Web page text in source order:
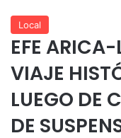
Local
EFE
VIAJE
LUEGO DE
DE